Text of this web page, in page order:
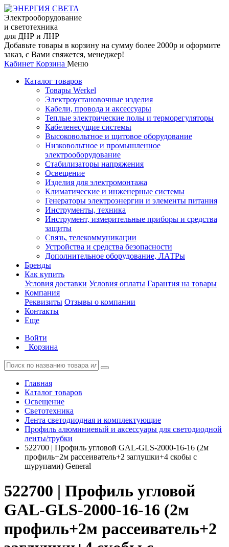
Электрооборудование
и светотехника
для ДНР и ЛНР
Добавьте товары в корзину на сумму более 2000р и оформите
заказ, с Вами свяжется, менеджер!
Кабинет Корзина Меню
Каталог товаров
Товары Werkel
Электроустановочные изделия
Кабели, провода и аксессуары
Теплые электрические полы и терморегуляторы
Кабеленесущие системы
Высоковольтное и щитовое оборудование
Низковольтное и промышленное
электрооборудование
Стабилизаторы напряжения
Освещение
Изделия для электромонтажа
Климатические и инженерные системы
Генераторы электроэнергии и элементы питания
Инструменты, техника
Инструмент, измерительные приборы и средства
защиты
Связь, телекоммуникации
Устройства и средства безопасности
Дополнительное оборудование, ЛАТРы
Бренды
Как купить
Условия доставки Условия оплаты Гарантия на товары
Компания
Реквизиты Отзывы о компании
Контакты
Еще
Войти
Корзина
Главная
Каталог товаров
Освещение
Светотехника
Лента светодиодная и комплектующие
Профиль алюминиевый и аксессуары для светодиодной
ленты/трубки
522700 | Профиль угловой GAL-GLS-2000-16-16 (2м
профиль+2м рассеиватель+2 заглушки+4 скобы с
шурупами) General
522700 | Профиль угловой
GAL-GLS-2000-16-16 (2м
профиль+2м рассеиватель+2